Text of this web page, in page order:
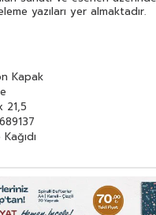
yazıları yer almaktadır.
Kapak
21,5